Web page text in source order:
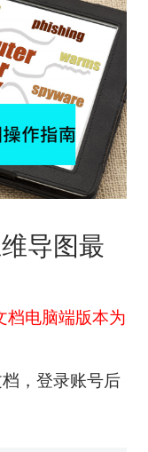
导图最
档电脑端版本为
，登录账号后